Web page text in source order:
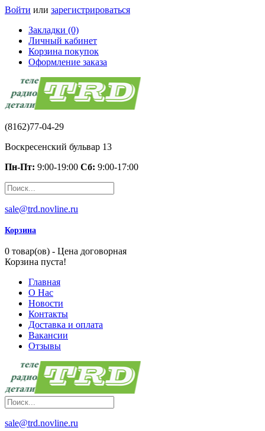
Войти или зарегистрироваться
Закладки (0)
Личный кабинет
Корзина покупок
Оформление заказа
(8162)77-04-29
Воскресенский бульвар 13
Пн-Пт: 9:00-19:00 Сб: 9:00-17:00
sale@trd.novline.ru
Корзина
0 товар(ов) - Цена договорная
Корзина пуста!
Главная
О Нас
Новости
Контакты
Доставка и оплата
Вакансии
Отзывы
sale@trd.novline.ru